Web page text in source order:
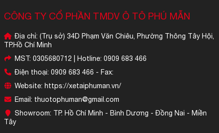
CÔNG TY CỔ PHẦN TMDV Ô TÔ PHÚ MẪN
Địa chỉ: (Trụ sở) 34D Phạm Văn Chiêu, Phường Thông Tây Hội,
TP.Hồ Chí Minh
MST: 0305680712 | Hotline: 0909 683 466
Điện thoại: 0909 683 466 - Fax:
Website: https://xetaiphuman.vn/
Email: thuotophuman@gmail.com
Showroom: TP. Hồ Chí Minh - Bình Dương - Đồng Nai - Miền
Tây